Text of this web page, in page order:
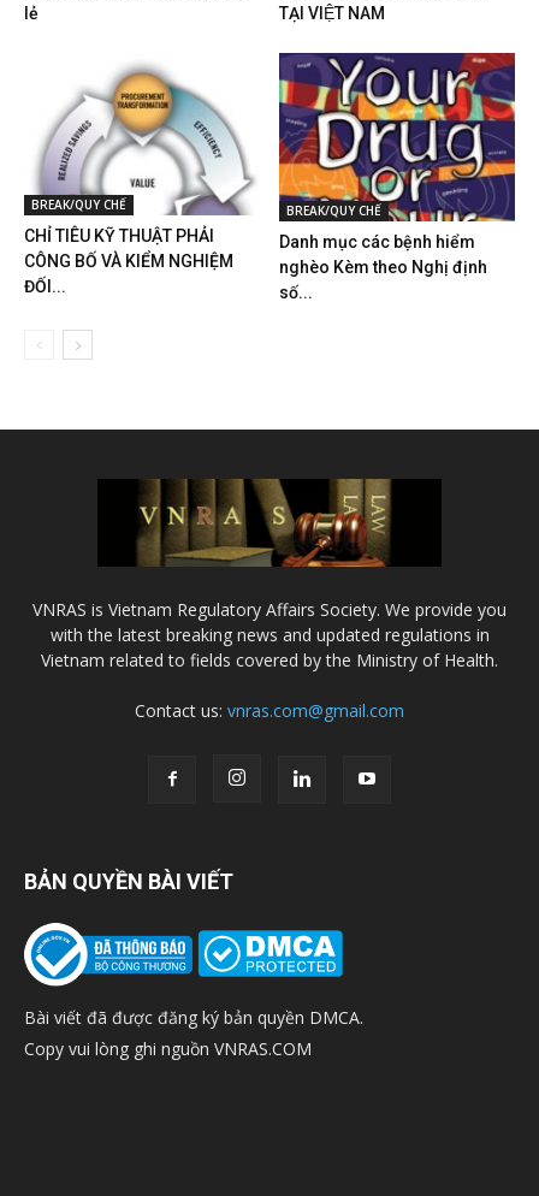
lẻ
TẠI VIỆT NAM
BREAK/QUY CHẾ
CHỈ TIÊU KỸ THUẬT PHẢI
CÔNG BỐ VÀ KIỂM NGHIỆM
ĐỐI...
BREAK/QUY CHẾ
Danh mục các bệnh hiểm
nghèo Kèm theo Nghị định
số...
VNRAS is Vietnam Regulatory Affairs Society. We provide you
with the latest breaking news and updated regulations in
Vietnam related to fields covered by the Ministry of Health.
Contact us: vnras.com@gmail.com
BẢN QUYỀN BÀI VIẾT
Bài viết đã được đăng ký bản quyền DMCA.
Copy vui lòng ghi nguồn VNRAS.COM